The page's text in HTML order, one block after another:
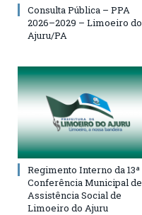
Consulta Pública – PPA
2026–2029 – Limoeiro do
Ajuru/PA
Regimento Interno da 13ª
Conferência Municipal de
Assistência Social de
Limoeiro do Ajuru